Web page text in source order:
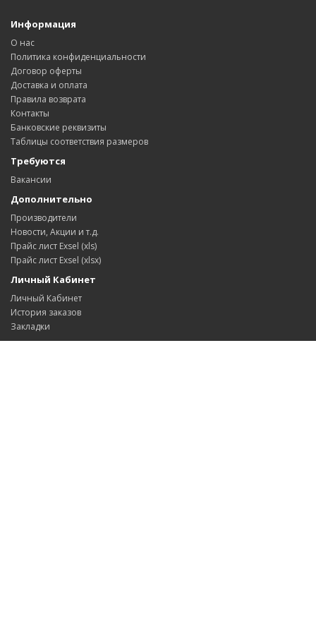
Информация
О нас
Политика конфиденциальности
Договор оферты
Доставка и оплата
Правила возврата
Контакты
Банковские реквизиты
Таблицы соответствия размеров
Требуются
Вакансии
Дополнительно
Производители
Новости, Акции и т.д.
Прайс лист Exsel (xls)
Прайс лист Exsel (xlsx)
Личный Кабинет
Личный Кабинет
История заказов
Закладки